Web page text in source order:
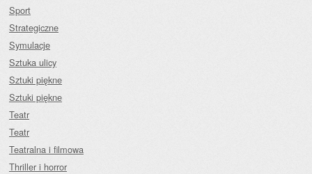
Sport
Strategiczne
Symulacje
Sztuka ulicy
Sztuki piękne
Sztuki piękne
Teatr
Teatr
Teatralna i filmowa
Thriller i horror